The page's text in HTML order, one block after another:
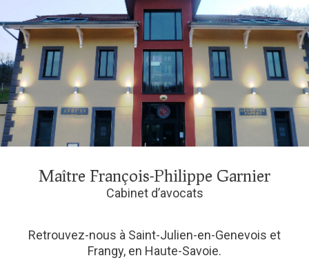
Maître François-Philippe Garnier
Cabinet d’avocats
Retrouvez-nous à Saint-Julien-en-Genevois et
Frangy, en Haute-Savoie.